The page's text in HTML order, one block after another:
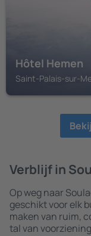
Hôtel Hemen
Saint-Palais-sur-
Verblijf in
Op weg naar
geschikt voor elk
maken van ruim,
tal van